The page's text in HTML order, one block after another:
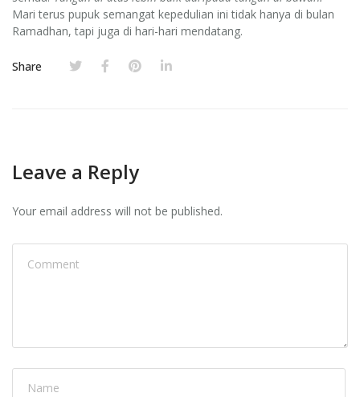
Mari terus pupuk semangat kepedulian ini tidak hanya di bulan
Ramadhan, tapi juga di hari-hari mendatang.
Share
Leave a Reply
Your email address will not be published.